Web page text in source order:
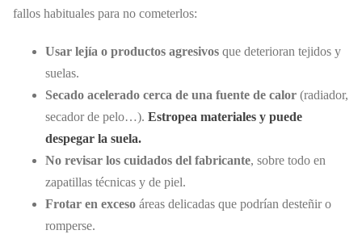
fallos habituales para no cometerlos:
Usar lejía o productos agresivos que deterioran tejidos y
suelas.
Secado acelerado cerca de una fuente de calor (radiador,
secador de pelo…). Estropea materiales y puede
despegar la suela.
No revisar los cuidados del fabricante, sobre todo en
zapatillas técnicas y de piel.
Frotar en exceso áreas delicadas que podrían desteñir o
romperse.